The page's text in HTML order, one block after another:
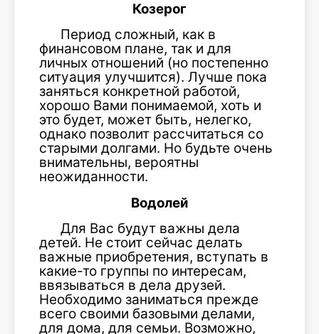
Козерог
Период сложный, как в
финансовом плане, так и для
личных отношений (но постепенно
ситуация улучшится). Лучше пока
заняться конкретной работой,
хорошо Вами понимаемой, хоть и
это будет, может быть, нелегко,
однако позволит рассчитаться со
старыми долгами. Но будьте очень
внимательны, вероятны
неожиданности.
Водолей
Для Вас будут важны дела
детей. Не стоит сейчас делать
важные приобретения, вступать в
какие-то группы по интересам,
ввязываться в дела друзей.
Необходимо заниматься прежде
всего своими базовыми делами,
для дома, для семьи. Возможно,